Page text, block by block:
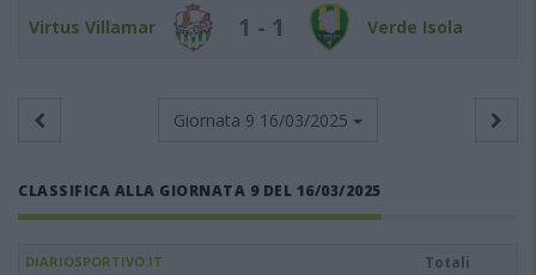
Virtus Villamar 1 - 1 Verde Isola
Giornata 9 16/03/2025
CLASSIFICA ALLA GIORNATA 9 DEL 16/03/2025
DIARIOSPORTIVO.IT
Totali